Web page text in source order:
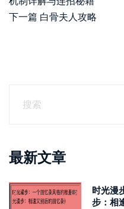
下一篇 白骨夫人攻略
最新文章
时光漫
步：相